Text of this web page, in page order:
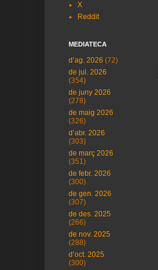
X
Reddit
MEDIATECA
d’ag. 2026 (72)
de jul. 2026
(354)
de juny 2026
(278)
de maig 2026
(326)
d’abr. 2026
(303)
de març 2026
(351)
de febr. 2026
(300)
de gen. 2026
(307)
de des. 2025
(266)
de nov. 2025
(288)
d’oct. 2025
(300)